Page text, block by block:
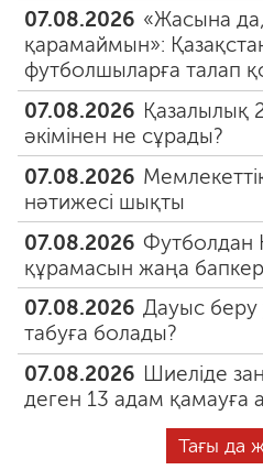
07.08.2026 «Жасына
қарамаймын»:
футболшыларға талап
07.08.2026 Қазалылық
әкімінен не сұрады?
07.08.2026
нәтижесі шықты
07.08.2026 Футболдан
құрамасын жаңа
07.08.2026 Дауыс беру
табуға болады?
07.08.2026 Шиеліде
деген 13 адам қамауға
Тағы да